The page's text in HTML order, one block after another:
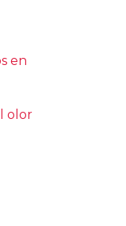
en
olor